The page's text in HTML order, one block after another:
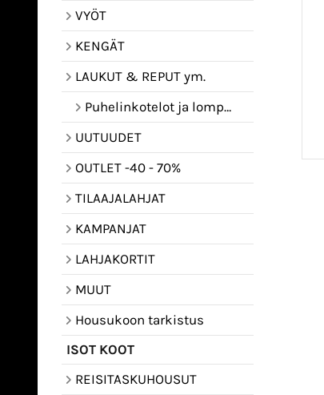
VYÖT
KENGÄT
LAUKUT & REPUT ym.
Puhelinkotelot ja lompakot
UUTUUDET
OUTLET -40 - 70%
TILAAJALAHJAT
KAMPANJAT
LAHJAKORTIT
MUUT
Housukoon tarkistus
ISOT KOOT
REISITASKUHOUSUT